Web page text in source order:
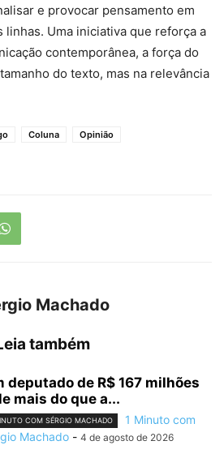
e provocar pensamento em
linhas. Uma iniciativa que reforça a
contemporânea, a força do
do texto, mas na relevância
Coluna
Opinião
Machado
também
deputado de R$ 167 milhões
mais do que a...
COM SÉRGIO MACHADO
1 Minuto com
Machado - 4 de agosto de 2026